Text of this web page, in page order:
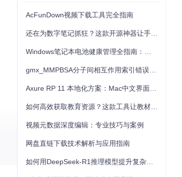
AcFunDown视频下载工具完全指南
视频元数据深度编辑：专业技巧与案例
网盘直链下载技术解析与应用指南